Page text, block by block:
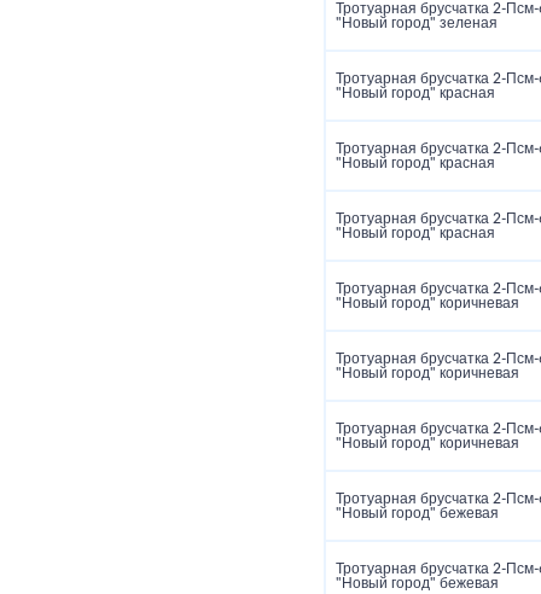
Тротуарная брусчатка
"Новый город" зеленая
Тротуарная брусчатка
"Новый город" красная
Тротуарная брусчатка
"Новый город" красная
Тротуарная брусчатка
"Новый город" красная
Тротуарная брусчатка
"Новый город" коричневая
Тротуарная брусчатка
"Новый город" коричневая
Тротуарная брусчатка
"Новый город" коричневая
Тротуарная брусчатка
"Новый город" бежевая
Тротуарная брусчатка
"Новый город" бежевая